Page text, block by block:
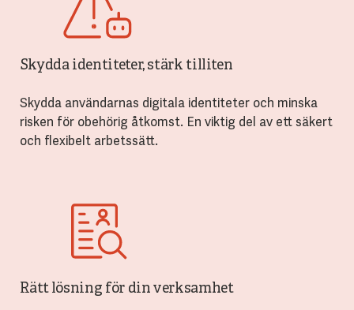
Skydda identiteter, stärk tilliten
Skydda användarnas digitala identiteter och minska
risken för obehörig åtkomst. En viktig del av ett säkert
och flexibelt arbetssätt.
Rätt lösning för din verksamhet